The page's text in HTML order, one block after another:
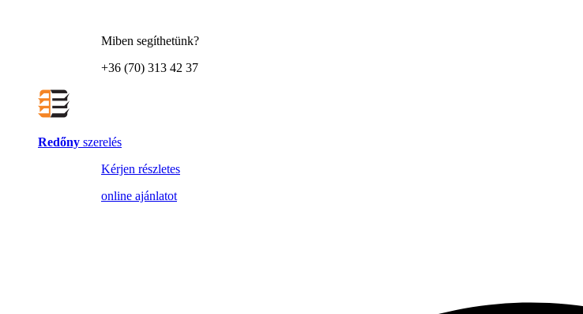
Miben segíthetünk?
+36 (70) 313 42 37
Redőny szerelés
Kérjen részletes
online ajánlatot